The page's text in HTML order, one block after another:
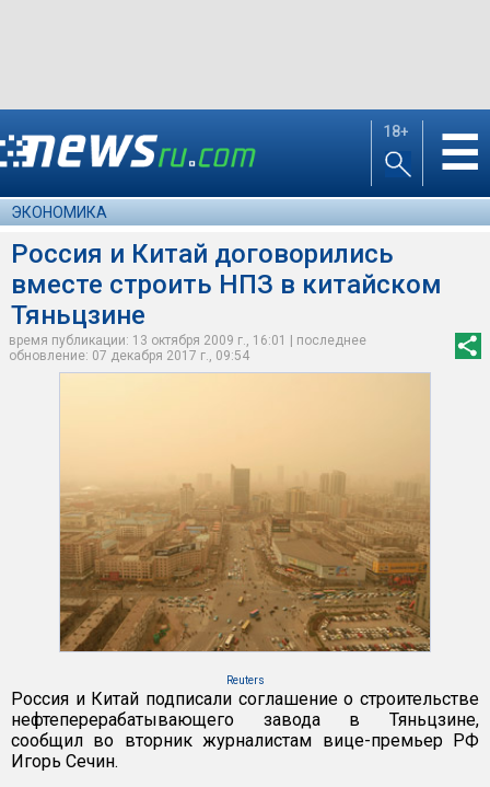
18+ ☰
ЭКОНОМИКА
Россия и Китай договорились
вместе строить НПЗ в китайском
Тяньцзине
время публикации: 13 октября 2009 г., 16:01 | последнее
обновление: 07 декабря 2017 г., 09:54
Reuters
Россия и Китай подписали соглашение о строительстве
нефтеперерабатывающего завода в Тяньцзине,
сообщил во вторник журналистам вице-премьер РФ
Игорь Сечин.